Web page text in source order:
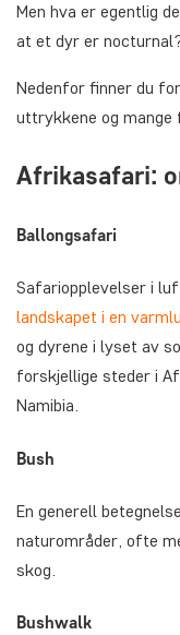
Men hva er egentlig
at et dyr er
Nedenfor finner du
uttrykkene og
Afrikasafari:
Ballongsafari
Safariopplevelser i
landskapet i en
og dyrene i lyset av
forskjellige steder i
Namibia.
Bush
En generell
naturområder, ofte
skog.
Bushwalk